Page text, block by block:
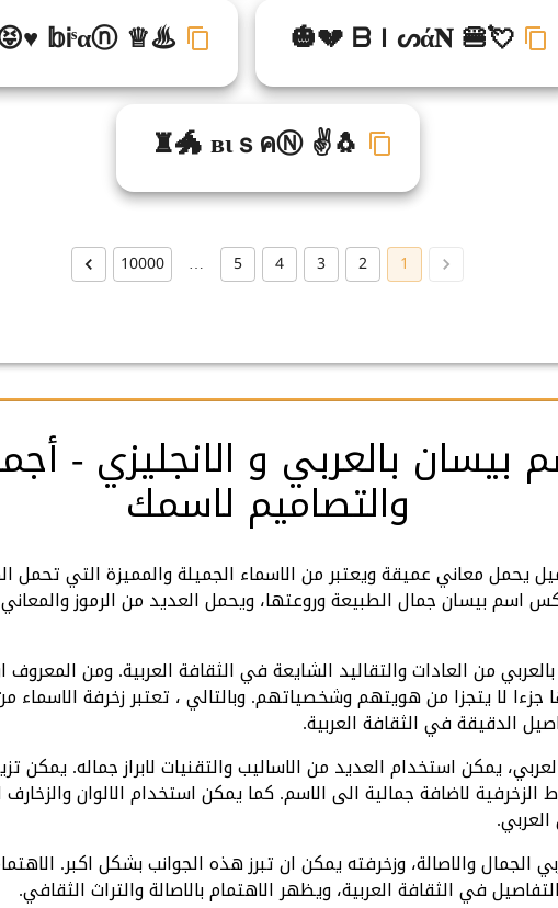
🎃💔 ᗷＩᔕά𝐍 🍔💘
𝕓Ꭵˢαⓝ ♕♨
♜🐲 вιｓคⓃ ✌🐧
1
2
3
4
5
…
10000
بيسان بالعربي و الانجليزي -
والتصاميم لاسمك
معاني عميقة ويعتبر من الاسماء الجميلة والمميزة التي تحمل
اسم بيسان جمال الطبيعة وروعتها، ويحمل العديد من الرموز
من العادات والتقاليد الشايعة في الثقافة العربية. ومن المعروف
جزءا لا يتجزا من هويتهم وشخصياتهم. وبالتالي ، تعتبر زخرفة الاسماء
الدقيقة في الثقافة العربية.
يمكن استخدام العديد من الاساليب والتقنيات لابراز جماله. يمكن
لاضافة جمالية الى الاسم. كما يمكن استخدام الالوان
والاصالة، وزخرفته يمكن ان تبرز هذه الجوانب بشكل اكبر.
في الثقافة العربية، ويظهر الاهتمام بالاصالة والتراث الثقافي.